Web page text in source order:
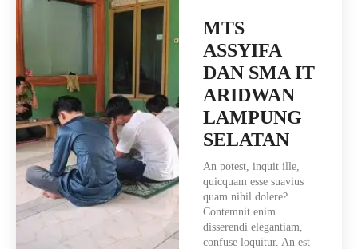
MTS
ASSYIFA
DAN SMA IT
ARIDWAN
LAMPUNG
SELATAN
An potest, inquit ille,
quicquam esse suavius
quam nihil dolere?
Contemnit enim
disserendi elegantiam,
confuse loquitur. An est